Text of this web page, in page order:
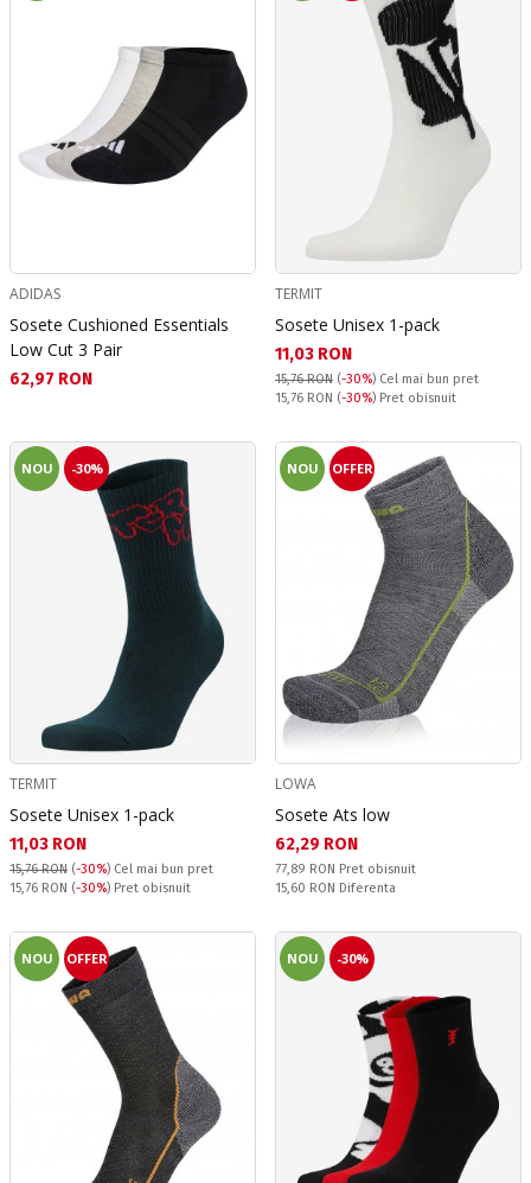
ADIDAS
Sosete Cushioned Essentials
Low Cut 3 Pair
Текуща цена:
62,97 RON
TERMIT
Sosete Unisex 1-pack
Текуща цена:
11,03 RON
15,76 RON (-30%) Cel mai bun pret
Pret obisnuit:
15,76 RON (-30%) Pret obisnuit
NOU -30%
TERMIT
Sosete Unisex 1-pack
Текуща цена:
11,03 RON
15,76 RON (-30%) Cel mai bun pret
Pret obisnuit:
15,76 RON (-30%) Pret obisnuit
NOU OFFER
LOWA
Sosete Ats low
Текуща цена:
62,29 RON
Pret obisnuit:
77,89 RON Pret obisnuit
Спестявате:
15,60 RON Diferenta
NOU OFFER NOU -30%